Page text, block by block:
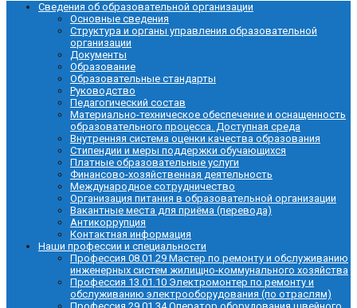
Сведения об образовательной организации
Основные сведения
Структура и органы управления образовательной
организации
Документы
Образование
Образовательные стандарты
Руководство
Педагогический состав
Материально-техническое обеспечение и оснащенность
образовательного процесса. Доступная среда
Внутренняя система оценки качества образования
Стипендии и меры поддержки обучающихся
Платные образовательные услуги
Финансово-хозяйственная деятельность
Международное сотрудничество
Организация питания в образовательной организации
Вакантные места для приёма (перевода)
Антикоррупция
Контактная информация
Наши профессии и специальности
Профессия 08.01.29 Мастер по ремонту и обслуживанию
инженерных систем жилищно-коммунального хозяйства
Профессия 13.01.10 Электромонтер по ремонту и
обслуживанию электрооборудования (по отраслям)